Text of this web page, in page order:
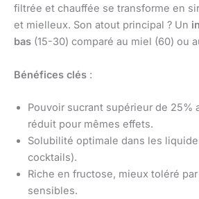
filtrée et chauffée se transforme en
et mielleux. Son atout principal ? Un
bas (15-30) comparé au miel (60) ou
Bénéfices clés :
Pouvoir sucrant supérieur de 25%
réduit pour mêmes effets.
Solubilité optimale dans les
cocktails).
Riche en fructose, mieux toléré
sensibles.